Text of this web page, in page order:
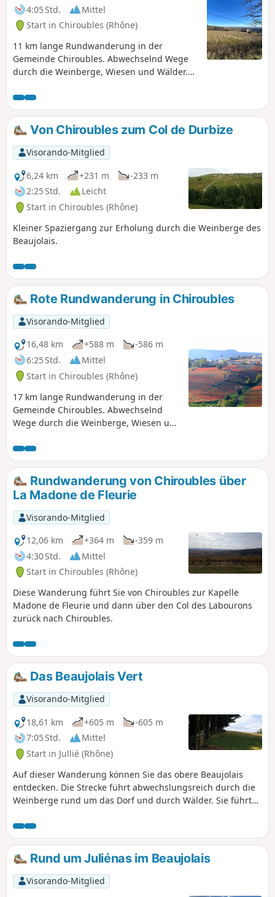
4:05 Std.
Mittel
Start in Chiroubles (Rhône)
11 km lange Rundwanderung in der
Gemeinde Chiroubles. Abwechselnd Wege
durch die Weinberge, Wiesen und Wälder.
Markierungen.
Von Chiroubles zum Col de Durbize
Visorando-Mitglied
6,24 km
+231 m
-233 m
2:25 Std.
Leicht
Start in Chiroubles (Rhône)
Kleiner Spaziergang zur Erholung durch die Weinberge des
Beaujolais.
Rote Rundwanderung in Chiroubles
Visorando-Mitglied
16,48 km
+588 m
-586 m
6:25 Std.
Mittel
Start in Chiroubles (Rhône)
17 km lange Rundwanderung in der
Gemeinde Chiroubles. Abwechselnd
Wege durch die Weinberge, Wiesen und
die Saône-Ebene und bis zum Mont
Blanc.
Rundwanderung von Chiroubles über
La Madone de Fleurie
Visorando-Mitglied
12,06 km
+364 m
-359 m
4:30 Std.
Mittel
Start in Chiroubles (Rhône)
Diese Wanderung führt Sie von Chiroubles zur Kapelle
Madone de Fleurie und dann über den Col des Labourons
zurück nach Chiroubles.
Das Beaujolais Vert
Visorando-Mitglied
18,61 km
+605 m
-605 m
7:05 Std.
Mittel
Start in Jullié (Rhône)
Auf dieser Wanderung können Sie das obere Beaujolais
entdecken. Die Strecke führt abwechslungsreich durch die
Weinberge rund um das Dorf und durch Wälder. Sie führt
höchsten Punkt der Strecke, und vorbei am Col de la
Sibérie, wo sich eine Stele zum Gedenken an die Märtyrer
der Résistance befindet.
Rund um Juliénas im Beaujolais
Visorando-Mitglied